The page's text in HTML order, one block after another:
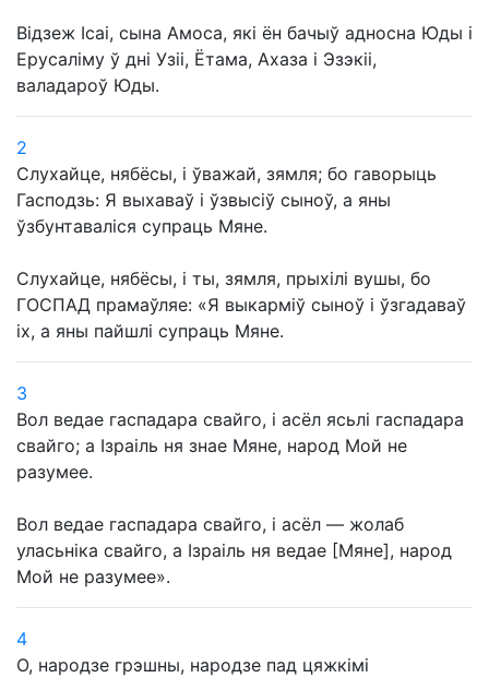
Відзеж Ісаі, сына Амоса, які ён бачыў адносна Юды і
Ерусаліму ў дні Узіі, Ётама, Ахаза і Эзэкіі,
валадароў Юды.
2
Слухайце, нябёсы, і ўважай, зямля; бо гаворыць
Гасподзь: Я выхаваў і ўзвысіў сыноў, а яны
ўзбунтаваліся супраць Мяне.
Слухайце, нябёсы, і ты, зямля, прыхілі вушы, бо
ГОСПАД прамаўляе: «Я выкарміў сыноў і ўзгадаваў
іх, а яны пайшлі супраць Мяне.
3
Вол ведае гаспадара свайго, і асёл ясьлі гаспадара
свайго; а Ізраіль ня знае Мяне, народ Мой не
разумее.
Вол ведае гаспадара свайго, і асёл — жолаб
уласьніка свайго, а Ізраіль ня ведае [Мяне], народ
Мой не разумее».
4
О, народзе грэшны, народзе пад цяжкімі